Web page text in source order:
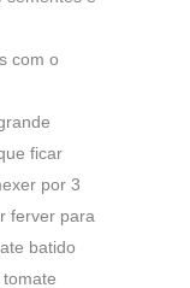
com o
ficar
por 3
ferver para
batido